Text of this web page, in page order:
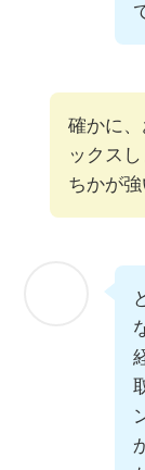
確かに
ックス
ちかが